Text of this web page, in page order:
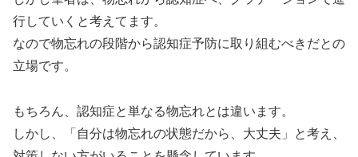
行していくと考えてます。
なので物忘れの段階から認知症予防に取り組むべきだとの
立場です。
もちろん、認知症と単なる物忘れとは違います。
しかし、「自分は物忘れの状態だから、大丈夫」と考え、